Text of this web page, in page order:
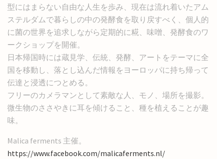
型にはまらない自由な人生を歩み、現在は流れ着いたアム
ステルダムで暮らしの中の発酵食を取り戻すべく、個人的
に菌の世界を追求しながら定期的に糀、味噌、発酵食のワ
ークショップを開催。
日本帰国時には蔵見学、伝統、発酵、アートをテーマに全
国を移動し、落とし込んだ情報をヨーロッパに持ち帰って
伝達と浸透につとめる。
フリーのカメラマンとして素敵な人、モノ、場所を撮影。
微生物のささやきに耳を傾けること、種を植えることが趣
味。
Malica ferments 主催。
https://www.facebook.com/malicaferments.nl/